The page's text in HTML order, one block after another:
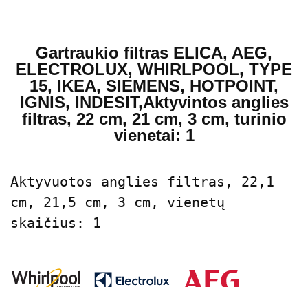
Gartraukio filtras ELICA, AEG,
ELECTROLUX, WHIRLPOOL, TYPE
15, IKEA, SIEMENS, HOTPOINT,
IGNIS, INDESIT,Aktyvintos anglies
filtras, 22 cm, 21 cm, 3 cm, turinio
vienetai: 1
Aktyvuotos anglies filtras, 22,1
cm, 21,5 cm, 3 cm, vienetų
skaičius: 1